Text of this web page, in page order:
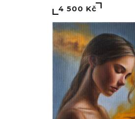
4 500 Kč